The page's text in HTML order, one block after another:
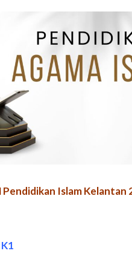
Pendidikan Islam Kelantan